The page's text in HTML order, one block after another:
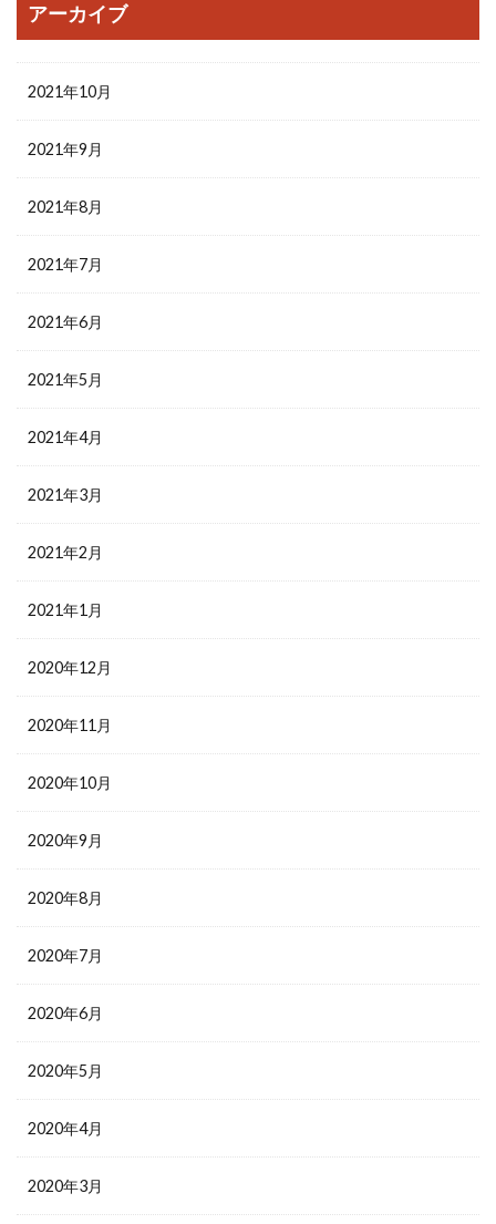
アーカイブ
2021年10月
2021年9月
2021年8月
2021年7月
2021年6月
2021年5月
2021年4月
2021年3月
2021年2月
2021年1月
2020年12月
2020年11月
2020年10月
2020年9月
2020年8月
2020年7月
2020年6月
2020年5月
2020年4月
2020年3月